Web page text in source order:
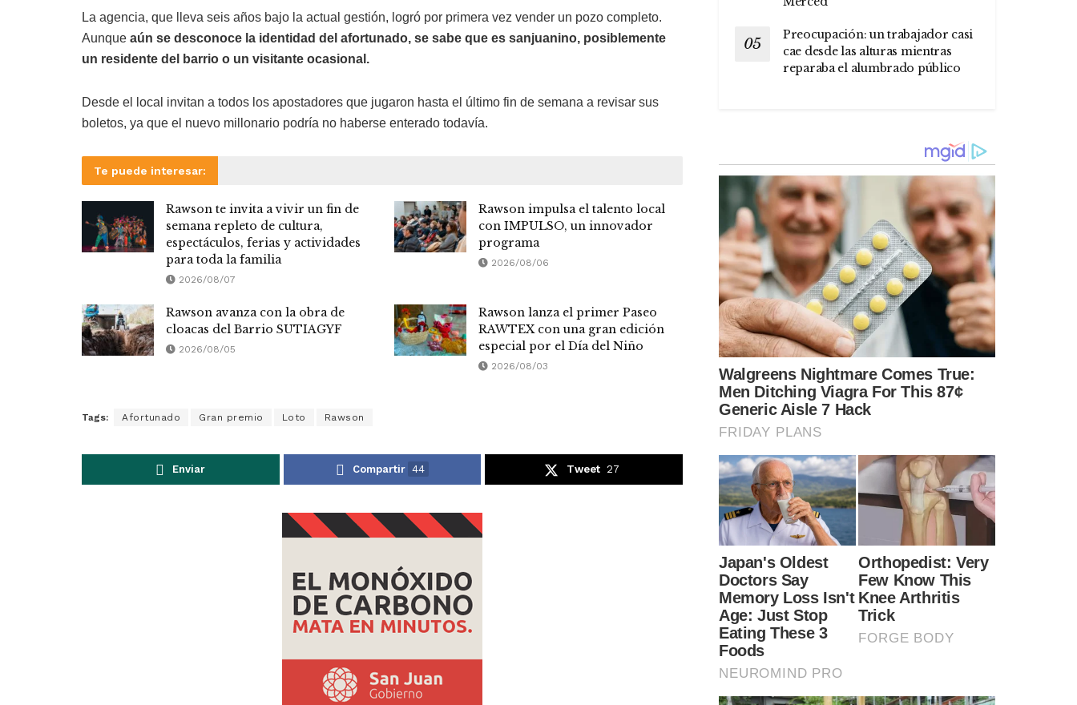
La agencia, que lleva seis años bajo la actual gestión, logró por primera vez vender un pozo completo.
Aunque aún se desconoce la identidad del afortunado, se sabe que es sanjuanino, posiblemente
un residente del barrio o un visitante ocasional.
Desde el local invitan a todos los apostadores que jugaron hasta el último fin de semana a revisar sus
boletos, ya que el nuevo millonario podría no haberse enterado todavía.
Te puede interesar:
Rawson te invita a vivir un fin de
semana repleto de cultura,
espectáculos, ferias y actividades
para toda la familia
2026/08/07
Rawson impulsa el talento local
con IMPULSO, un innovador
programa
2026/08/06
Rawson avanza con la obra de
cloacas del Barrio SUTIAGYF
2026/08/05
Rawson lanza el primer Paseo
RAWTEX con una gran edición
especial por el Día del Niño
2026/08/03
Tags: Afortunado Gran premio Loto Rawson
Enviar Compartir 44 Tweet 27
Preocupación: un trabajador casi
cae desde las alturas mientras
reparaba el alumbrado público